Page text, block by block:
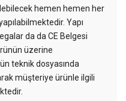
hemen hemen her
Yapı
da da CE Belgesi
üzerine
teknik dosyasında
müşteriye ürünle ilgili